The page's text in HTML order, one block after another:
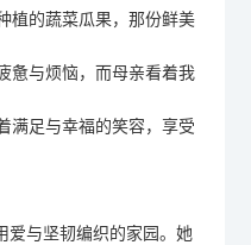
植的蔬菜瓜果，那份鲜美
惫与烦恼， 而母亲看着我
满足与幸福的笑容，享受
爱与坚韧编织的家园。她